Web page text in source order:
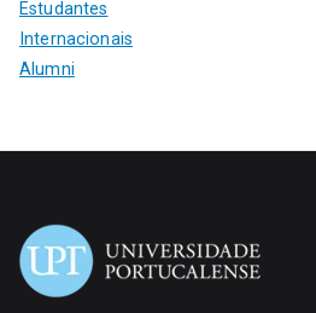
Estudantes
Internacionais
Alumni